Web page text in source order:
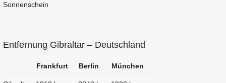
Sonnenschein
Entfernung Gibraltar – Deutschland
Frankfurt Berlin München